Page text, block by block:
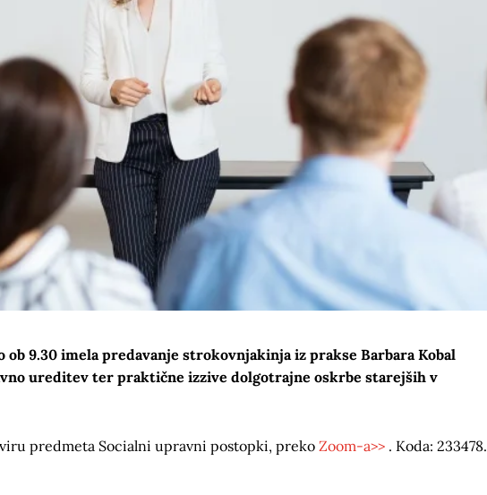
ob 9.30 imela predavanje strokovnjakinja iz prakse Barbara Kobal
ureditev ter praktične izzive dolgotrajne oskrbe starejših v
predmeta Socialni upravni postopki, preko Zoom-a>> . Koda: 233478.